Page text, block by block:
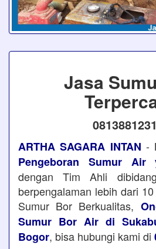
Jasa
ARTHA SAGARA INTAN -
Pengeboran Sumur Air
dengan Tim Ahli
berpengalaman lebih dari
Sumur Bor Berkualitas,
Sumur Bor Air di
Bogor, bisa hubungi kami di